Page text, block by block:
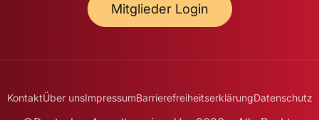
Mitglieder Login
KontaktÜber unsImpressumBarrierefreiheitserklärungDatenschutz